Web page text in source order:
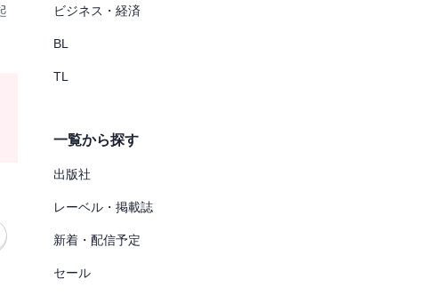
ビジネス・経済
BL
TL
一覧から探す
出版社
レーベル・掲載誌
新着・配信予定
セール